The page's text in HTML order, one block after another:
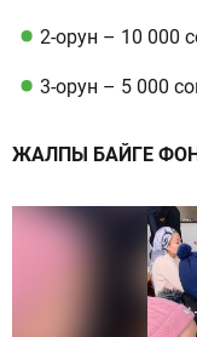
2-орун – 10 000
3-орун – 5 000
ЖАЛПЫ БАЙГЕ